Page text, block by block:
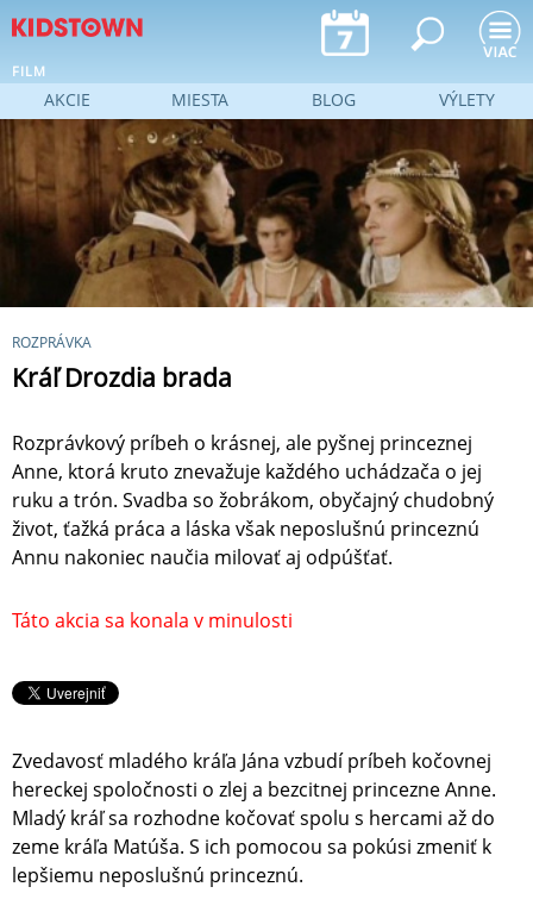
Jump to navigation
FILM
ROZPRÁVKA
Kráľ Drozdia brada
Rozprávkový príbeh o krásnej, ale pyšnej princeznej
Anne, ktorá kruto znevažuje každého uchádzača o jej
ruku a trón. Svadba so žobrákom, obyčajný chudobný
život, ťažká práca a láska však neposlušnú princeznú
Annu nakoniec naučia milovať aj odpúšťať.
Táto akcia sa konala v minulosti
Zvedavosť mladého kráľa Jána vzbudí príbeh kočovnej
hereckej spoločnosti o zlej a bezcitnej princezne Anne.
Mladý kráľ sa rozhodne kočovať spolu s hercami až do
zeme kráľa Matúša. S ich pomocou sa pokúsi zmeniť k
lepšiemu neposlušnú princeznú.
AKCIE MIESTA BLOG VÝLETY